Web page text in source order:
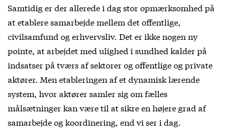
Samtidig er der allerede i dag stor opmærksomhed på
at etablere samarbejde mellem det offentlige,
civilsamfund og erhvervsliv. Det er ikke nogen ny
pointe, at arbejdet med ulighed i sundhed kalder på
indsatser på tværs af sektorer og offentlige og private
aktører. Men etableringen af et dynamisk lærende
system, hvor aktører samler sig om fælles
målsætninger kan være til at sikre en højere grad af
samarbejde og koordinering, end vi ser i dag.